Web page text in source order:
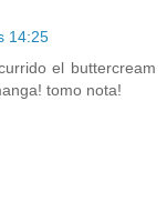
14:25
el buttercream
tomo nota!